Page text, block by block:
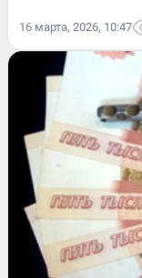
16 марта, 2026, 10:47